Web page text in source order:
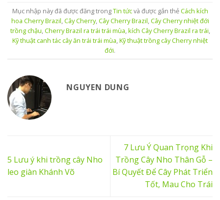
Mục nhập này đã được đăng trongTin tứcvà được gắn thẻCách kích
hoa Cherry Brazil Cây Cherry, Cây Cherry Brazil Cây Cherry nhiệt đới
trồng chậu Cherry Brazil ra trái trái mùa kích Cây Cherry Brazil ra trái
Kỹ thuật canh tác cây ăn trái trái mùa Kỹ thuật trồng cây Cherry nhiệt
đới.
NGUYEN DUNG
5 Lưu ý khi trồng cây Nho
leo giàn Khánh Võ
7 Lưu Ý Quan Trọng Khi
Trồng Cây Nho Thân Gỗ –
Bí Quyết Để Cây Phát Triển
Tốt, Mau Cho Trái